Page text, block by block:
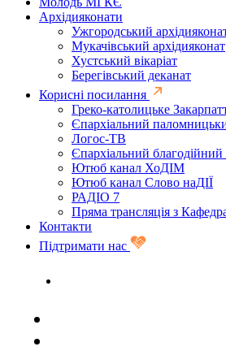
Архідияконати
Ужгородський
Мукачівський архідияконат
Хустський вікаріат
Берегівський деканат
Корисні посилання
Греко-католицьке
Єпархіальний
Логос-ТВ
Єпархіальний
Ютюб канал ХоДІМ
Ютюб канал Слово наДІЇ
РАДІО 7
Пряма трансляція з
Контакти
Підтримати нас